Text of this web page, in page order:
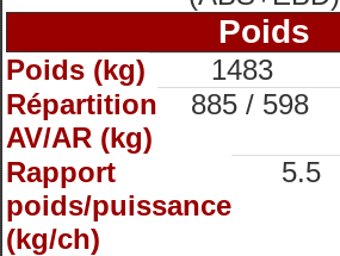
Poids
Poids (kg) 1483
Répartition
AV/AR (kg)
885 / 598
Rapport
poids/puissance
(kg/ch)
5.5